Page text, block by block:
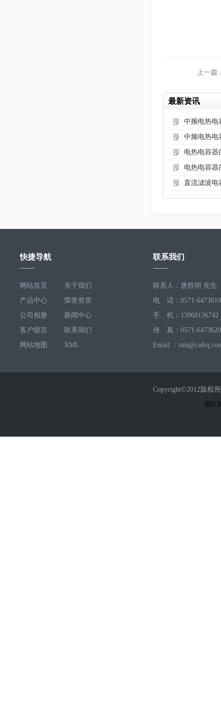
上一篇
最新资讯
中频电热电
中频电热电
电热电容器
电热电容器
直流滤波电
快捷导航
网站首页
关于我们
产品中心
荣誉资质
公司相册
新闻中心
客户留言
联系我们
网站地图
XML
联系我们
联系人：唐胜明 先生
电 话：0571-
手 机：13968136742
传 真：0571-
Email ：
Copyright©2012版权
浙